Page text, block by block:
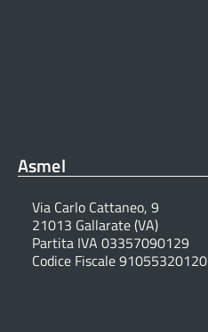
Asmel
Via Carlo Cattaneo, 9
21013 Gallarate (VA)
Partita IVA 03357090129
Codice Fiscale 91055320120